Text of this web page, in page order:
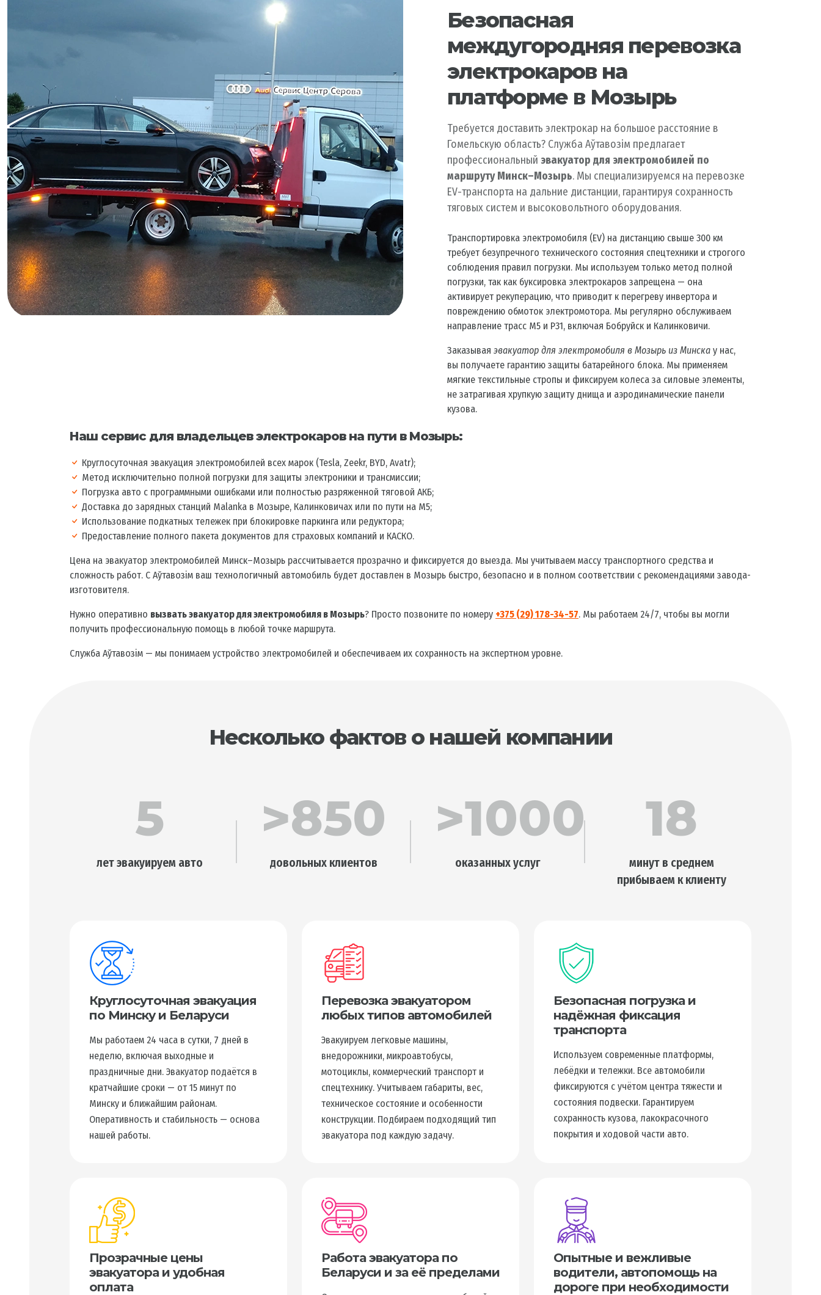
Безопасная
междугородняя перевозка
электрокаров на
платформе в Мозырь
Требуется доставить электрокар на большое расстояние в
Гомельскую область? Служба Аўтавозiм предлагает
профессиональный эвакуатор для электромобилей по
маршруту Минск–Мозырь. Мы специализируемся на перевозке
EV-транспорта на дальние дистанции, гарантируя сохранность
тяговых систем и высоковольтного оборудования.
Транспортировка электромобиля (EV) на дистанцию свыше 300 км
требует безупречного технического состояния спецтехники и строгого
соблюдения правил погрузки. Мы используем только метод полной
погрузки, так как буксировка электрокаров запрещена — она
активирует рекуперацию, что приводит к перегреву инвертора и
повреждению обмоток электромотора. Мы регулярно обслуживаем
направление трасс М5 и Р31, включая Бобруйск и Калинковичи.
Заказывая эвакуатор для электромобиля в Мозырь из Минска у нас,
вы получаете гарантию защиты батарейного блока. Мы применяем
мягкие текстильные стропы и фиксируем колеса за силовые элементы,
не затрагивая хрупкую защиту днища и аэродинамические панели
кузова.
Наш сервис для владельцев электрокаров на пути в Мозырь:
Круглосуточная эвакуация электромобилей всех марок (Tesla, Zeekr, BYD, Avatr);
Метод исключительно полной погрузки для защиты электроники и трансмиссии;
Погрузка авто с программными ошибками или полностью разряженной тяговой АКБ;
Доставка до зарядных станций Malanka в Мозыре, Калинковичах или по пути на М5;
Использование подкатных тележек при блокировке паркинга или редуктора;
Предоставление полного пакета документов для страховых компаний и КАСКО.
Цена на эвакуатор электромобилей Минск–Мозырь рассчитывается прозрачно и фиксируется до выезда. Мы учитываем массу транспортного средства и
сложность работ. С Аўтавозiм ваш технологичный автомобиль будет доставлен в Мозырь быстро, безопасно и в полном соответствии с рекомендациями завода-
изготовителя.
Нужно оперативно вызвать эвакуатор для электромобиля в Мозырь? Просто позвоните по номеру +375 (29) 178-34-57. Мы работаем 24/7, чтобы вы могли
получить профессиональную помощь в любой точке маршрута.
Служба Аўтавозiм — мы понимаем устройство электромобилей и обеспечиваем их сохранность на экспертном уровне.
Несколько фактов о нашей компании
5
лет эвакуируем авто
>850
довольных клиентов
>1000
оказанных услуг
18
минут в среднем
прибываем к клиенту
Круглосуточная эвакуация
по Минску и Беларуси
Мы работаем 24 часа в сутки, 7 дней в
неделю, включая выходные и
праздничные дни. Эвакуатор подаётся в
кратчайшие сроки — от 15 минут по
Минску и ближайшим районам.
Оперативность и стабильность — основа
нашей работы.
Перевозка эвакуатором
любых типов автомобилей
Эвакуируем легковые машины,
внедорожники, микроавтобусы,
мотоциклы, коммерческий транспорт и
спецтехнику. Учитываем габариты, вес,
техническое состояние и особенности
конструкции. Подбираем подходящий тип
эвакуатора под каждую задачу.
Безопасная погрузка и
надёжная фиксация
транспорта
Используем современные платформы,
лебёдки и тележки. Все автомобили
фиксируются с учётом центра тяжести и
состояния подвески. Гарантируем
сохранность кузова, лакокрасочного
покрытия и ходовой части авто.
Прозрачные цены
эвакуатора и удобная
оплата
Работа эвакуатора по
Беларуси и за её пределами
Опытные и вежливые
водители, автопомощь на
дороге при необходимости